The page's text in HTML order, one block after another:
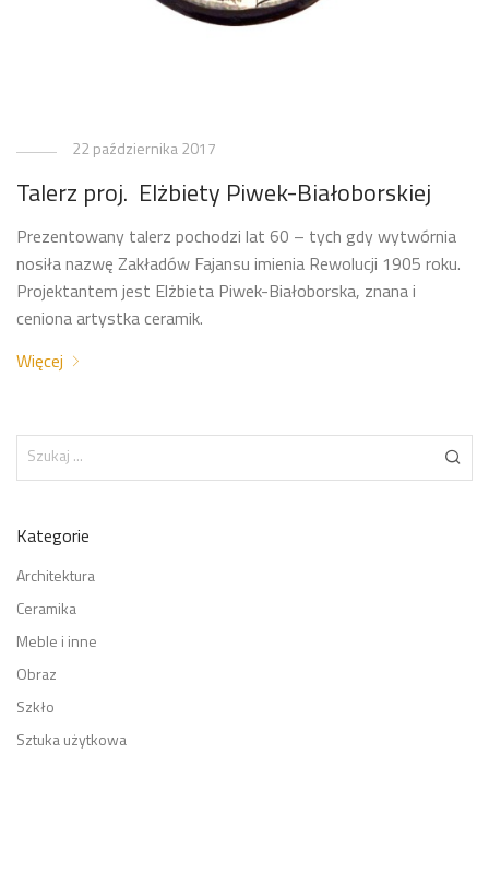
22 października 2017
Talerz proj. Elżbiety Piwek-Białoborskiej
Prezentowany talerz pochodzi lat 60 – tych gdy wytwórnia
nosiła nazwę Zakładów Fajansu imienia Rewolucji 1905 roku.
Projektantem jest Elżbieta Piwek-Białoborska, znana i
ceniona artystka ceramik.
Więcej
Kategorie
Architektura
Ceramika
Meble i inne
Obraz
Szkło
Sztuka użytkowa